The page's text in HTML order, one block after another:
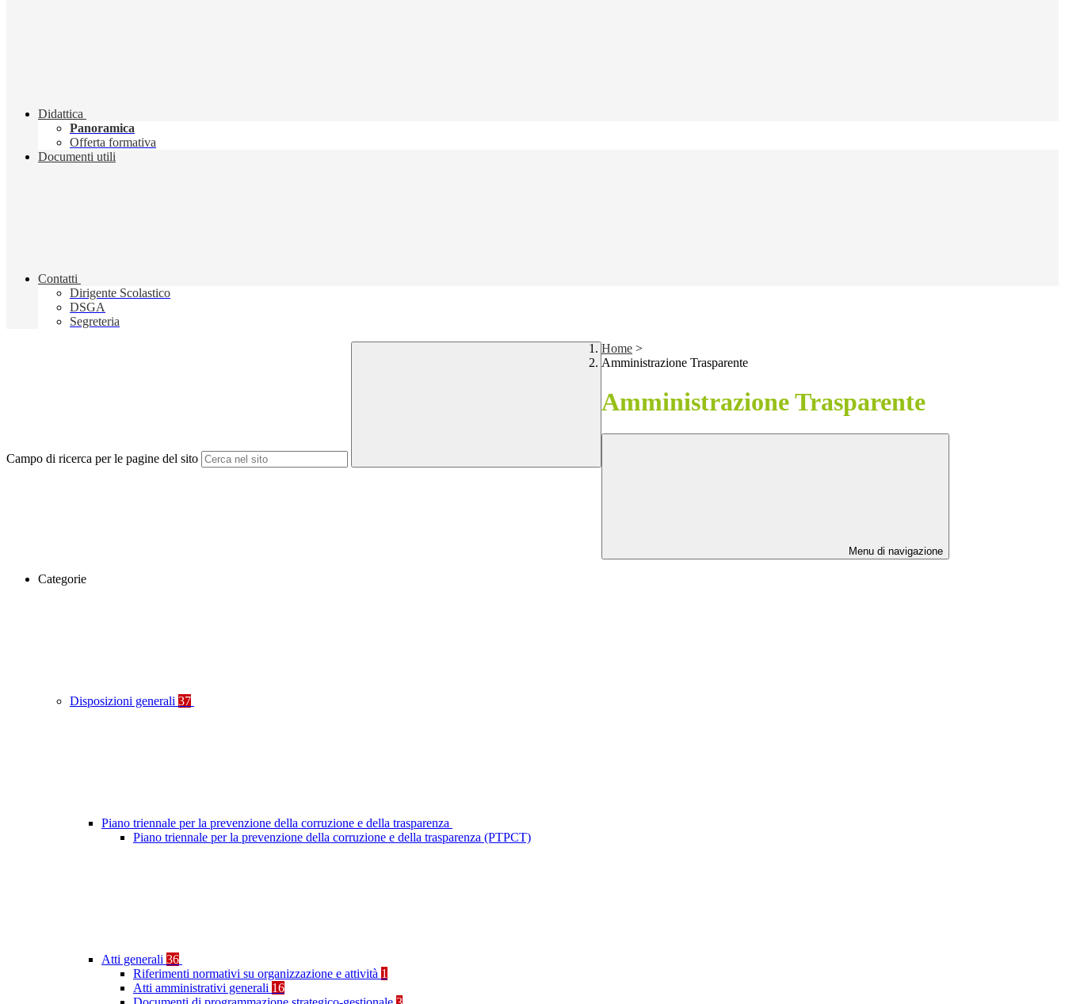
Didattica
Panoramica
Offerta formativa
Documenti utili
Contatti
Dirigente Scolastico
DSGA
Segreteria
Campo di ricerca per le pagine del sito
Home >
Amministrazione Trasparente
Amministrazione Trasparente
Menu di navigazione
Categorie
Disposizioni generali 37
Piano triennale per la prevenzione della corruzione e della trasparenza
Piano triennale per la prevenzione della corruzione e della trasparenza (PTPCT)
Atti generali 36
Riferimenti normativi su organizzazione e attività 1
Atti amministrativi generali 16